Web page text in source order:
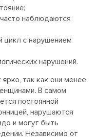
наблюдаются
цикл с нарушением
нарушений.
так как они менее
В самом
постоянной
нарушаются
и могут быть
Независимо от